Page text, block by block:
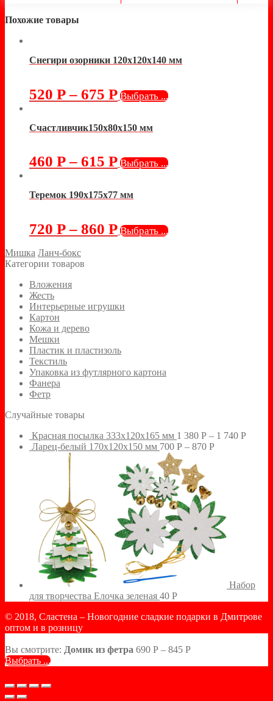
Похожие товары
Снегири озорники 120х120х140 мм
520 Р– 675 Р Выбрать ...
Счастливчик150х80х150 мм
460 Р– 615 Р Выбрать ...
Теремок 190х175х77 мм
720 Р– 860 Р Выбрать ...
Мишка Ланч-бокс
Категории товаров
Вложения
Жесть
Интерьерные игрушки
Картон
Кожа и дерево
Мешки
Пластик и пластизоль
Текстиль
Упаковка из футлярного картона
Фанера
Фетр
Случайные товары
Красная посылка 333х120х165 мм 1 380 Р – 1 740 Р
Ларец-белый 170х120х150 мм 700 Р – 870 Р
Набор
для творчества Елочка зеленая 40 Р
© 2018, Сластена – Новогодние сладкие подарки в Дмитрове
оптом и в розницу
Вы смотрите: Домик из фетра 690 Р – 845 Р
Выбрать ...